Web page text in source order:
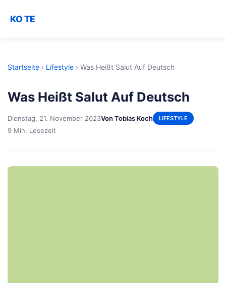
KO TE
Startseite › Lifestyle › Was Heißt Salut Auf Deutsch
Was Heißt Salut Auf Deutsch
Dienstag, 21. November 2023Von Tobias Koch LIFESTYLE
9 Min. Lesezeit